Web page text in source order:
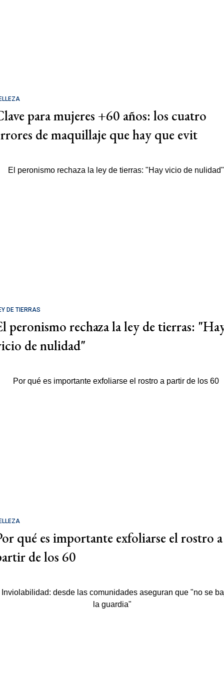
para mujeres +60 años: los cuatro
de maquillaje que hay que evit
DE TIERRAS
peronismo rechaza la ley de tierras:
de nulidad"
qué es importante exfoliarse el rostro a
de los 60